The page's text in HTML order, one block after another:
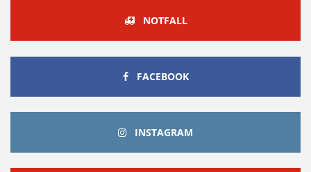
NOTFALL
FACEBOOKFACEBOOK
INSTAGRAM